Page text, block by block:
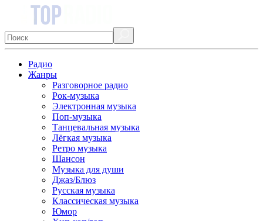
Радио
Жанры
Разговорное радио
Рок-музыка
Электронная музыка
Поп-музыка
Танцевальная музыка
Лёгкая музыка
Ретро музыка
Шансон
Музыка для души
Джаз/Блюз
Русская музыка
Классическая музыка
Юмор